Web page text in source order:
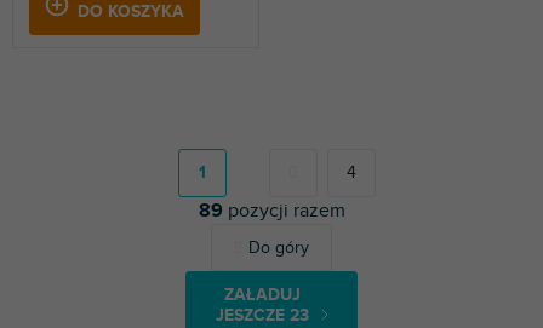
DO KOSZYKA
K
o
n
t
ZAŁADUJ
JESZCZE 23
n
c
j
a
1 4
89 pozycji razem
Do góry